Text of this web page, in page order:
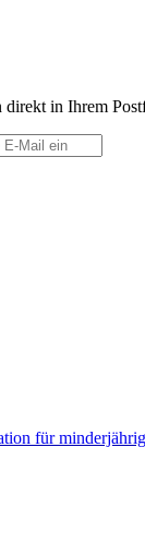
in Ihrem
für